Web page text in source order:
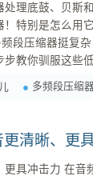
和808的实战技巧 兄弟
特别是怎么用
段压缩器挺复
你驯服这些低音
去，让整个音
多频段压缩
清晰、更
不可少的工具之一，它可